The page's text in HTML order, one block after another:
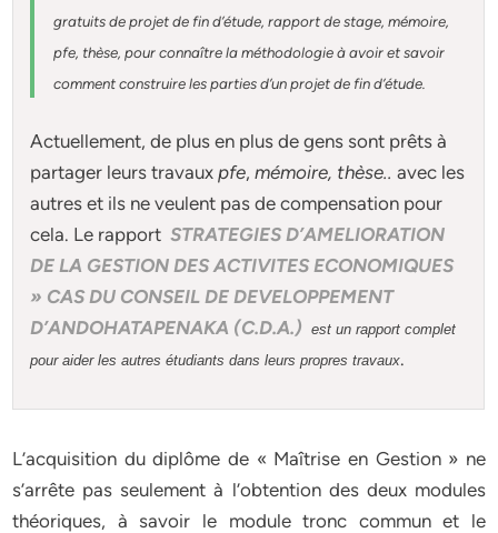
gratuits de projet de fin d’étude, rapport de stage, mémoire,
pfe, thèse, pour connaître la méthodologie à avoir et savoir
comment construire les parties d’un projet de fin d’étude
Actuellement, de plus en plus de gens sont prêts à
partager leurs travauxpfe,mémoire, thèse.. avec les
autres et ils ne veulent pas de compensation pour
cela. Le rapportSTRATEGIES D’AMELIORATION
DE LA GESTION DES ACTIVITES ECONOMIQUES
» CAS DU CONSEIL DE DEVELOPPEMENT
D’ANDOHATAPENAKA (C.D.A.)
est un rapport complet
pour aider les autres étudiants dans leurs propres travaux.
L’acquisition du diplôme de « Maîtrise en Gestion » ne
s’arrête pas seulement à l’obtention des deux modules
théoriques, à savoir le module tronc commun et le